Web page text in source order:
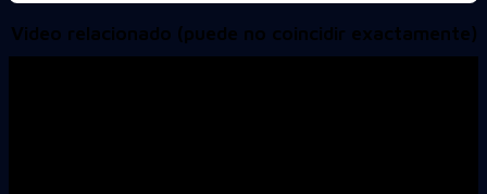
Video relacionado (puede no coincidir exactamente)